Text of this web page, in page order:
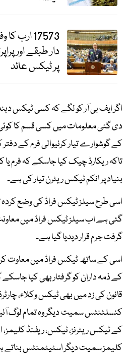
17573
دار طبقے اور
پر ٹیکس عائد
اگر ایف بی آر کو لگے کہ کسی ٹیکس
دی گئی معلومات میں کسی قسم کا
کے گوشوارے تیار کرنیوالی فرم کے
تاکہ ریکارڈ چیک کیا جاسکے کہ فرم
بنیاد پر انکم ٹیکس ریٹرن تیار کی ہے۔
اسی طرح سیلز ٹیکس فراڈ کی وضع
گئی ہے اب سیلز ٹیکس فراڈ میں
گرفت جرم قرار دیدیا گیا ہے۔
اسی کے ساتھ ٹیکس فراڈ میں معاوت
کے ذمہ داران کو گرفتار بھی کیا
قانون کی زد میں بھی ٹیکس وکلاء،
کنسلٹنٹس سمیت دیگر وہ تمام لوگ
کے ٹیکس ریٹرنز، ٹیکس، ریفنڈ
کلیمز سمیت دیگر اسٹیٹمنٹس بناتے